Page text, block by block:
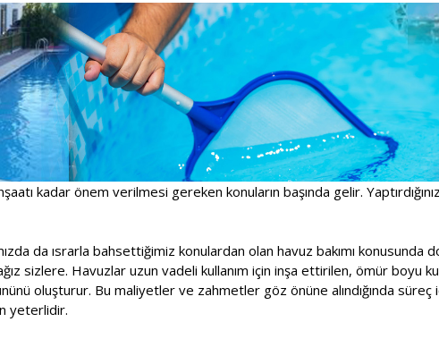
kadar önem verilmesi gereken konuların başında gelir.
da ısrarla bahsettiğimiz konulardan olan havuz bakımı konusunda
sizlere. Havuzlar uzun vadeli kullanım için inşa ettirilen, ömür boyu
oluşturur. Bu maliyetler ve zahmetler göz önüne alındığında süreç
yeterlidir.